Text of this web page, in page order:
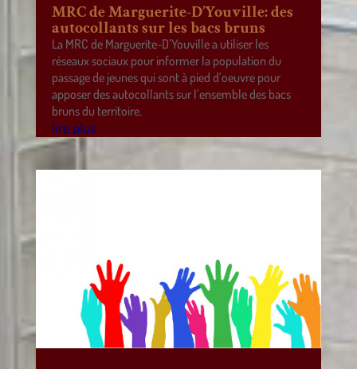
MRC de Marguerite-D’Youville: des
autocollants sur les bacs bruns
La MRC de Marguerite-D’Youville a utiliser les
réseaux sociaux pour informer la population du
passage de jeunes qui sont à pied d’oeuvre pour
apposer des autocollants sur l’ensemble des bacs
bruns du territoire.
lire plus